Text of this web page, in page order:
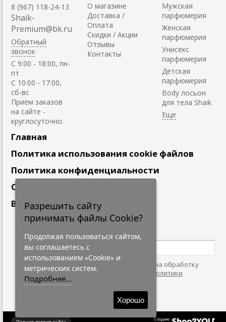
8 (967) 118-24-13
Shaik-
Premium@bk.ru
Обратный
звонок
C 9:00 - 18:00, пн-
пт
С 10:00 - 17:00,
сб-вс
Приём заказов
на сайте -
круглосуточно.
О магазине
Доставка /
Оплата
Скидки / Акции
Отзывы
Контакты
Мужская
парфюмерия
Женская
парфюмерия
Унисекс
парфюмерия
Детская
парфюмерия
Body лосьон
для тела Shaik
Главная
Политика использования cookie файлов
Политика конфиденциальности
Сотрудничество
Вакансии
Подпишитесь
Нажимая на кнопку, я даю согласие на обработку
персональных данных. С условиями
"Политики
Конфидециальности"
Создано
Разрешить сайту
принимать файлы Cookie?
Продолжая пользоваться сайтом,
вы соглашаетесь с
использованием «Cookie» и
метрических систем.
Подробнее...
Хорошо